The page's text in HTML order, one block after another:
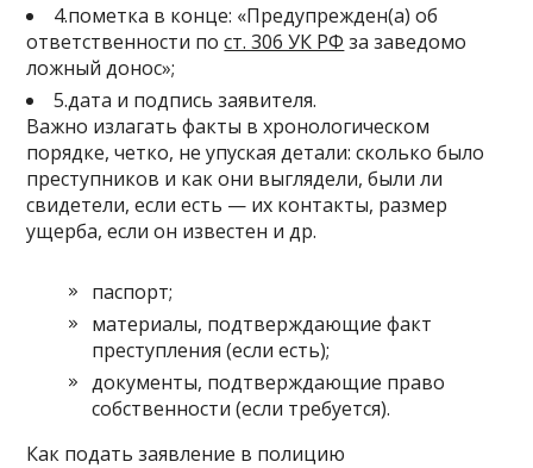
4.пометка в конце: «Предупрежден(а) об
ответственности пост. 306 УК РФ за заведомо
ложный донос»;
5.дата и подпись заявителя.
Важно излагать факты в хронологическом
порядке, четко, не упуская детали: сколько было
преступников и как они выглядели, были ли
свидетели, если есть — их контакты, размер
ущерба, если он известен и др.
паспорт;
материалы, подтверждающие факт
преступления (если есть);
документы, подтверждающие право
собственности (если требуется).
Как подать заявление в полицию